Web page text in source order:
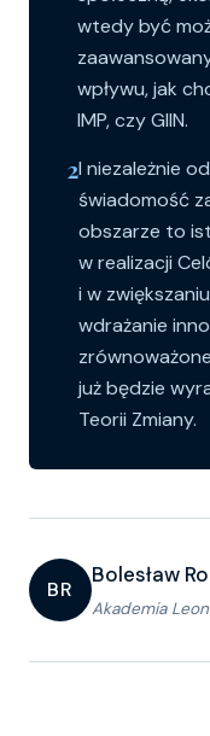
wtedy być
wpływu, jak
IMP, czy GIIN.
2I niezależnie
świadomość
obszarze to
w realizacji
i w
wdrażanie
już będzie
Teorii Zmiany.
BR
Bolesław
Akademia